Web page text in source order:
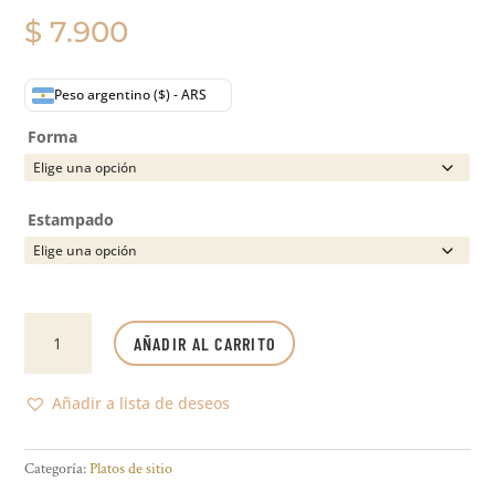
$ 7.900
Peso argentino ($) - ARS
Forma
Estampado
sitio
-
y
Cuadrados
AÑADIR AL CARRITO
Añadir a lista de deseos
Categoría:Platos de sitio